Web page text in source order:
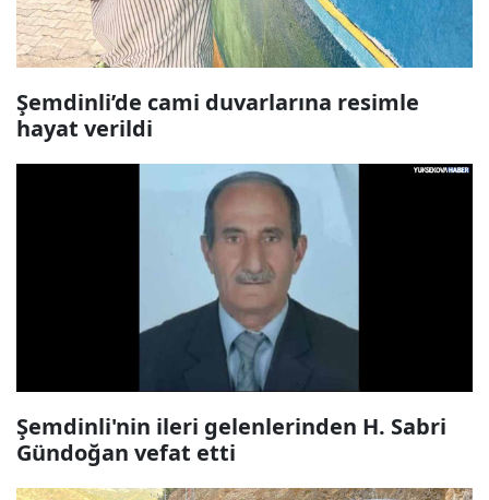
Şemdinli’de cami duvarlarına resimle
hayat verildi
Şemdinli'nin ileri gelenlerinden H. Sabri
Gündoğan vefat etti